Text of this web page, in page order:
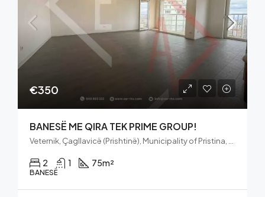
€350
BANESË ME QIRA TEK PRIME GROUP!
Veternik, Çagllavicë (Prishtinë), Municipality of Pristina, District of Prishtina, 10100, Kosovo
2 1 75m²
BANESË